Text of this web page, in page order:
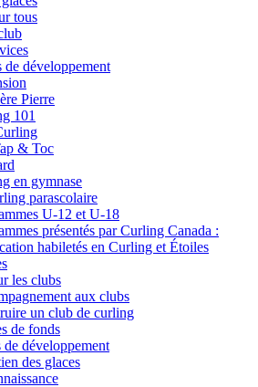
tous
de développement
Pierre
101
& Toc
en gymnase
parascolaire
U-12 et U-18
présentés par Curling Canada :
habiletés en Curling et Étoiles
les clubs
aux clubs
un club de curling
de fonds
développement
des glaces